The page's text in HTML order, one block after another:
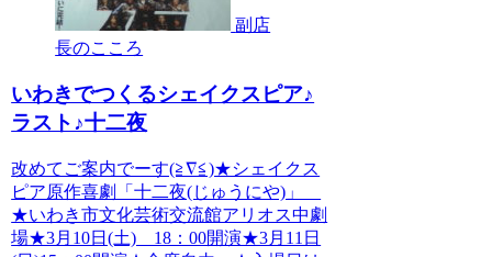
副店
長のこころ
いわきでつくるシェイクスピア♪
ラスト♪十二夜
改めてご案内でーす(≧∇≦)★シェイクス
ピア原作喜劇「十二夜(じゅうにや)」
★いわき市文化芸術交流館アリオス中劇
場★3月10日(土) 18：00開演★3月11日